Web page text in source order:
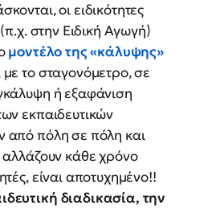
οι ειδικότητες
στην Ειδική Αγωγή)
μοντέλο της «κάλυψης»
με το σταγονόμετρο, σε
ή εξαφάνιση
εκπαιδευτικών
από πόλη σε πόλη και
κάθε χρόνο
είναι αποτυχημένο!!
διαδικασία, την